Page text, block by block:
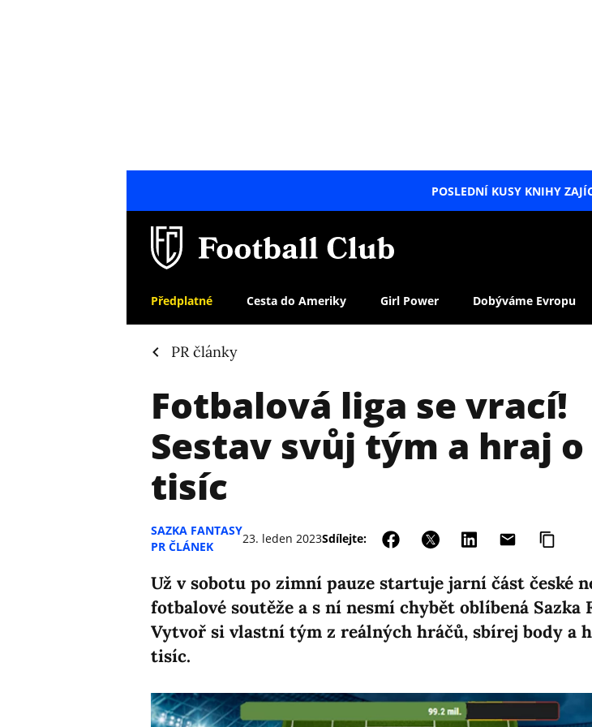
POSLEDNÍ KUSY KNIHY
Předplatné Cesta do Ameriky Girl Power Dobýváme Evropu
PR články
Fotbalová liga se vrací!
Sestav svůj tým a hraj o
tisíc
SAZKA FANTASY
PR ČLÁNEK
23. leden 2023Sdílejte:
Už v sobotu po zimní pauze startuje jarní část české
fotbalové soutěže a s ní nesmí chybět oblíbená Sazka
Vytvoř si vlastní tým z reálných hráčů, sbírej body a
tisíc.